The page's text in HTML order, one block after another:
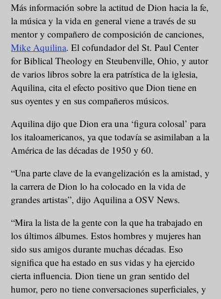
Más información sobre la actitud de Dion hacia la fe,
la música y la vida en general viene a través de su
mentor y compañero de composición de canciones,
Mike Aquilina. El cofundador del St. Paul Center
for Biblical Theology en Steubenville, Ohio, y autor
de varios libros sobre la era patrística de la iglesia,
Aquilina, cita el efecto positivo que Dion tiene en
sus oyentes y en sus compañeros músicos.
Aquilina dijo que Dion era una ‘figura colosal’ para
los italoamericanos, ya que todavía se asimilaban a la
América de las décadas de 1950 y 60.
“Una parte clave de la evangelización es la amistad, y
la carrera de Dion lo ha colocado en la vida de
grandes artistas”, dijo Aquilina a OSV News.
“Mira la lista de la gente con la que ha trabajado en
los últimos álbumes. Estos hombres y mujeres han
sido sus amigos durante muchas décadas. Eso
significa que ha estado en sus vidas y ha ejercido
cierta influencia. Dion tiene un gran sentido del
humor, pero no tiene conversaciones superficiales, y